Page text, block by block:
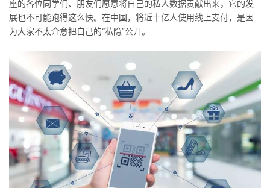
座的各位同学们、朋友们愿意将自己的私人数据贡献出来，它的发
展也不可能跑得这么快。在中国，将近十亿人使用线上支付，是因
为大家不太介意把自己的“私隐”公开。